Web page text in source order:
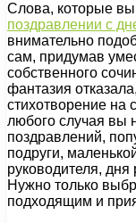
Слова, которые вы
поздравлении с
внимательно
сам, придумав
собственного
фантазия
стихотворение на
любого случая вы
поздравлений,
подруги,
руководителя,
Нужно только
подходящим и